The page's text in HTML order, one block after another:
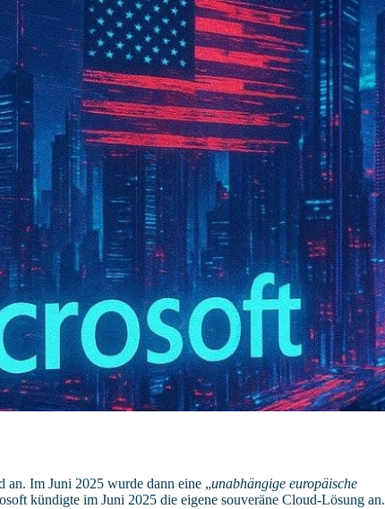
an. Im Juni 2025 wurde dann eine „unabhängige europäische
kündigte im Juni 2025 die eigene souveräne Cloud-Lösung an.